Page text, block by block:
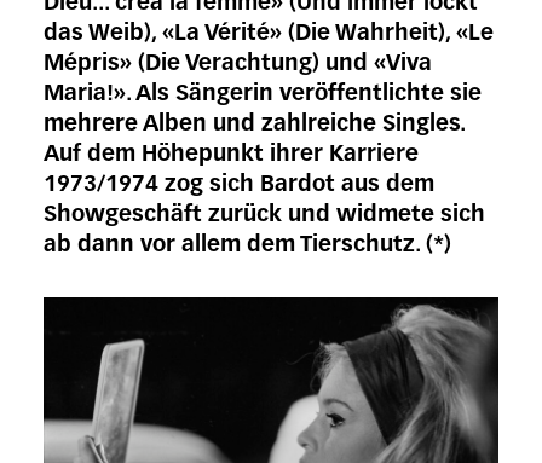
das Weib), «La Vérité» (Die Wahrheit), «Le
Mépris» (Die Verachtung) und «Viva
Maria!». Als Sängerin veröffentlichte sie
mehrere Alben und zahlreiche Singles.
Auf dem Höhepunkt ihrer Karriere
1973/1974 zog sich Bardot aus dem
Showgeschäft zurück und widmete sich
ab dann vor allem dem Tierschutz. (*)